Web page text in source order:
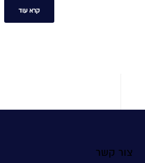
קרא עוד
צור קשר